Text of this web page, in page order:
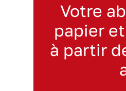
Votre
papier
à partir